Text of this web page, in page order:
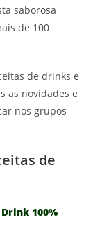
saborosa
de 100
de drinks e
as novidades e
nos grupos
de
100%